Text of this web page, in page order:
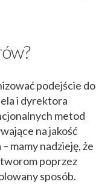
podejście do
i dyrektora
metod
na jakość
mamy nadzieję, że
poprzez
sposób.